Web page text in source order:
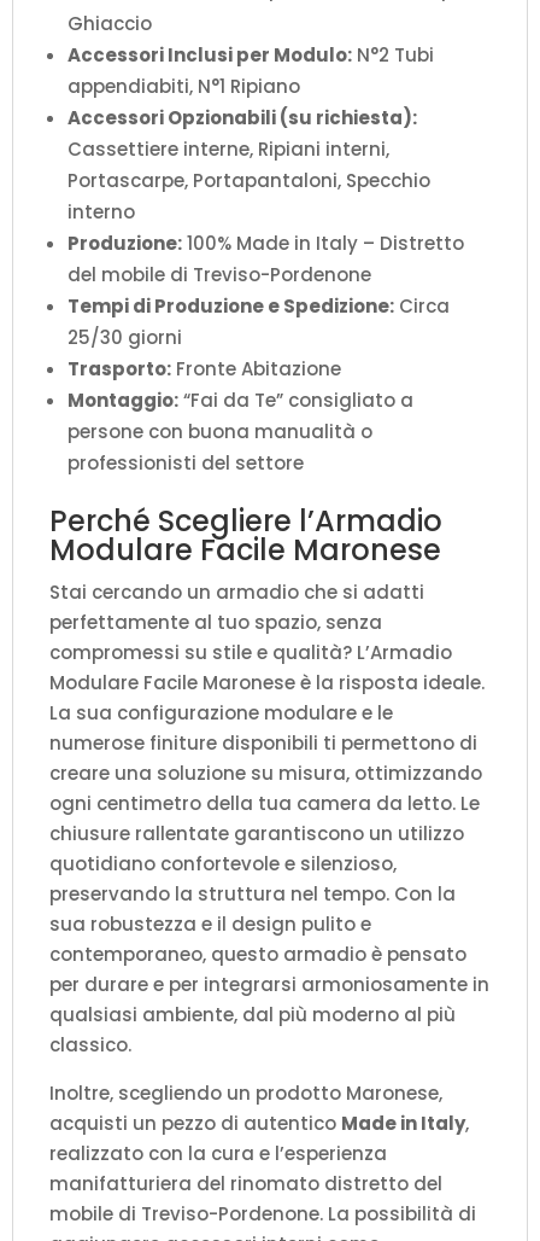
Ghiaccio
Accessori Inclusi per Modulo: N°2 Tubi
appendiabiti, N°1 Ripiano
Accessori Opzionabili (su richiesta):
Cassettiere interne, Ripiani interni,
Portascarpe, Portapantaloni, Specchio
interno
Produzione:100% Made in Italy – Distretto
del mobile di Treviso-Pordenone
Tempi di Produzione e Spedizione: Circa
25/30 giorni
Trasporto: Fronte Abitazione
Montaggio:“Fai da Te” consigliato a
persone con buona manualità o
professionisti del settore
Perché Scegliere l’Armadio
Modulare Facile Maronese
Stai cercando un armadio che si adatti
perfettamente al tuo spazio, senza
compromessi su stile e qualità? L’Armadio
Modulare Facile Maronese è la risposta ideale.
La sua configurazione modulare e le
numerose finiture disponibili ti permettono di
creare una soluzione su misura, ottimizzando
ogni centimetro della tua camera da letto. Le
chiusure rallentate garantiscono un utilizzo
quotidiano confortevole e silenzioso,
preservando la struttura nel tempo. Con la
sua robustezza e il design pulito e
contemporaneo, questo armadio è pensato
per durare e per integrarsi armoniosamente in
qualsiasi ambiente, dal più moderno al più
classico.
Inoltre, scegliendo un prodotto Maronese,
acquisti un pezzo di autentico Made in Italy,
realizzato con la cura e l’esperienza
manifatturiera del rinomato distretto del
mobile di Treviso-Pordenone. La possibilità di